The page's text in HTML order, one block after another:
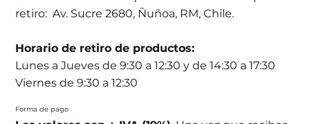
retiro: Av. Sucre 2680, Ñuñoa, RM, Chile.
Horario de retiro de productos:
Lunes a Jueves de 9:30 a 12:30 y de 14:30 a 17:30
Viernes de 9:30 a 12:30
Forma de pago